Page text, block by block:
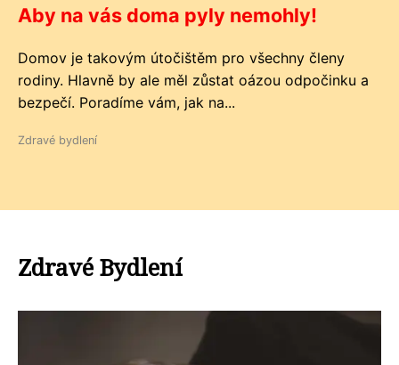
Aby na vás doma pyly nemohly!
Domov je takovým útočištěm pro všechny členy
rodiny. Hlavně by ale měl zůstat oázou odpočinku a
bezpečí. Poradíme vám, jak na...
Zdravé bydlení
Zdravé Bydlení